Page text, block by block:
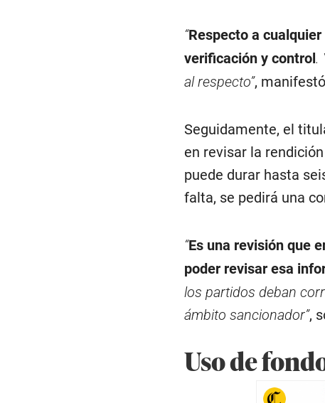
“Respecto a
verificación y control.
al respecto”,
Seguidamente, el
en revisar la
puede durar hasta
falta, se pedirá una
“Es una revisión que
poder revisar esa
los partidos deban
ámbito sancionador”,
Uso de